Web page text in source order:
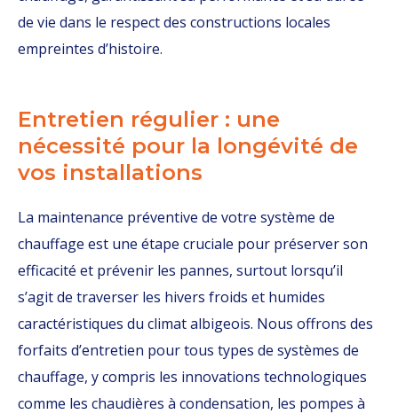
de vie dans le respect des constructions locales
empreintes d’histoire.
Entretien régulier : une
nécessité pour la longévité de
vos installations
La maintenance préventive de votre système de
chauffage est une étape cruciale pour préserver son
efficacité et prévenir les pannes, surtout lorsqu’il
s’agit de traverser les hivers froids et humides
caractéristiques du climat albigeois. Nous offrons des
forfaits d’entretien pour tous types de systèmes de
chauffage, y compris les innovations technologiques
comme les chaudières à condensation, les pompes à